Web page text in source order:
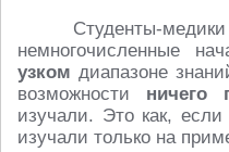
Студенты-
немногочисленные
узком диапазоне
возможности ничего
изучали. Это как,
изучали только на